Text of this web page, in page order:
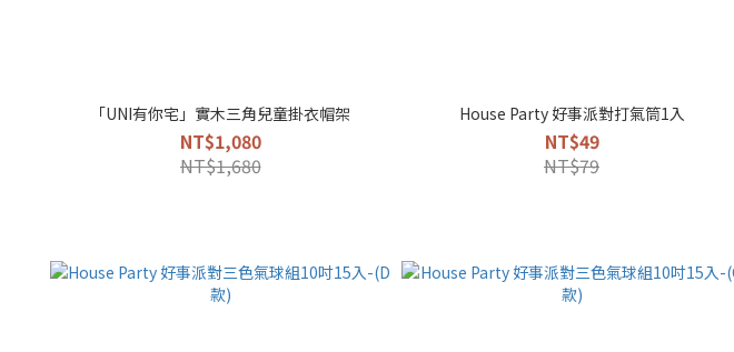
「UNI有你宅」實木三角兒童掛衣帽架
NT$1,080
NT$1,680
House Party 好事派對打氣筒1入
NT$49
NT$79